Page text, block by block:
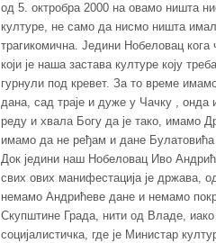
од 5. октробра 2000 на овамо ништа
културе, не само да нисмо ништа
трагикомична. Једини Нобеловац кога
који је наша застава културе коју
гурнули под кревет. За то време
дана, сад траје и дуже у Чачку , онда
реду и хвала Богу да је тако, имамо
имамо да не ређам и дане
Док једини наш Нобеловац Иво
свих ових манифестација је држава,
немамо Андрићеве дане и немамо
Скупштине Града, нити од Владе,
социјалистичка, где је Министар